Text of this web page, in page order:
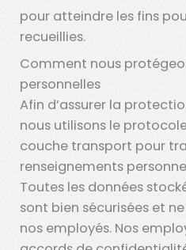
pour atteindre les fins
recueillies.
Comment nous
personnelles
Afin d’assurer la
nous utilisons le
couche transport pour
renseignements
Toutes les données
sont bien sécurisées et
nos employés. Nos